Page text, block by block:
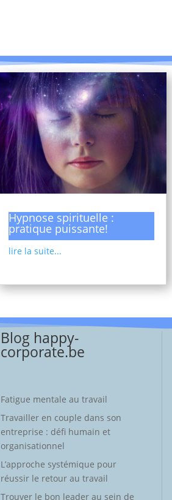
Hypnose spirituelle :
pratique puissante!
lire la suite...
Blog happy-
corporate.be
Fatigue mentale au travail
Travailler en couple dans son
entreprise : défi humain et
organisationnel
L’approche systémique pour
réussir le retour au travail
Trouver le bon leader au sein de